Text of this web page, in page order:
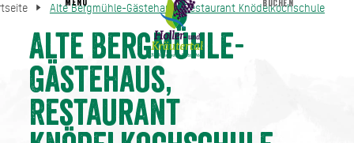
Alte Bergmühle-Gästehaus, Restaurant Knödelkochschule
Alte Bergmühle-
Gästehaus,
Restaurant
Alte Bergmühle-Gästehaus, Restaurant Knödelkochschule
MENU BUCHEN